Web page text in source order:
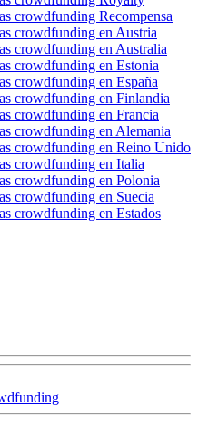
crowdfunding Recompensa
crowdfunding en Austria
crowdfunding en Australia
crowdfunding en Estonia
crowdfunding en España
crowdfunding en Finlandia
crowdfunding en Francia
crowdfunding en Alemania
crowdfunding en Reino Unido
crowdfunding en Italia
crowdfunding en Polonia
crowdfunding en Suecia
crowdfunding en Estados